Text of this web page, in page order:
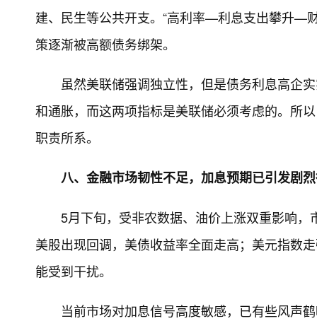
建、民生等公共开支。“高利率—利息支出攀升—
策逐渐被高额债务绑架。
虽然美联储强调独立性，但是债务利息高企
和通胀，而这两项指标是美联储必须考虑的。所
职责所系。
八、金融市场韧性不足，加息预期已引发剧
5月下旬，受非农数据、油价上涨双重影响
美股出现回调，美债收益率全面走高；美元指数
能受到干扰。
当前市场对加息信号高度敏感，已有些风声